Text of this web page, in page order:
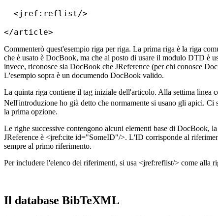
  <jref:reflist/>
Commenterò quest'esempio riga per riga. La prima riga è la riga
che è usato è DocBook, ma che al posto di usare il modulo DTD è
invece, riconosce sia DocBook che JReference (per chi conosce
L'esempio sopra è un documendo DocBook valido.
La quinta riga contiene il tag iniziale dell'articolo. Alla settima linea
Nell'introduzione ho già detto che normamente si usano gli apici. Ci
la prima opzione.
Le righe successive contengono alcuni elementi base di DocBook,
JReference è <jref:cite id="SomeID"/>. L'ID corrisponde al
sempre al primo riferimento.
Per includere l'elenco dei riferimenti, si usa <jref:reflist/> come alla
Il database BibTeXML